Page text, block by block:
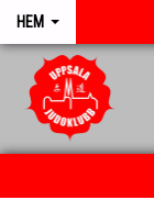
HEM